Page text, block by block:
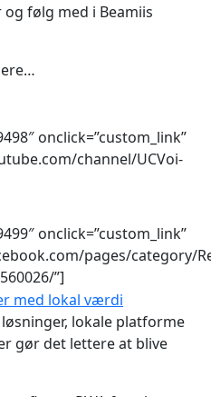
følg med i Beamiis
onclick=”custom_link”
channel/UCVoi-
onclick=”custom_link”
pages/category/
”]
lokale platforme
gør det lettere at blive